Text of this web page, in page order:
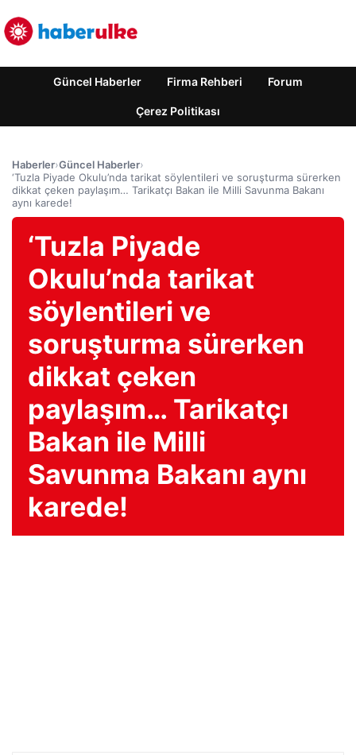
Güncel Haberler Firma Rehberi Forum
Çerez Politikası
Haberler›Güncel Haberler›
‘Tuzla Piyade Okulu’nda tarikat söylentileri ve soruşturma sürerken
dikkat çeken paylaşım… Tarikatçı Bakan ile Milli Savunma Bakanı
aynı karede!
‘Tuzla Piyade
Okulu’nda tarikat
söylentileri ve
soruşturma sürerken
dikkat çeken
paylaşım… Tarikatçı
Bakan ile Milli
Savunma Bakanı aynı
karede!